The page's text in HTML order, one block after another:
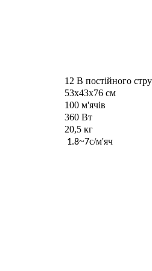
12 В постійного
53х43х76 см
100 м'ячів
360 Вт
20,5 кг
1.8~7с/м'яч